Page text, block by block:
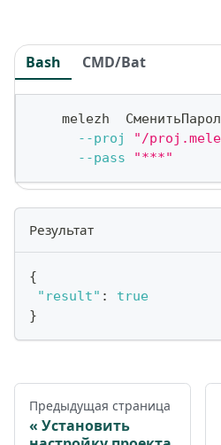
Bash CMD/Bat
melezh
--proj
"/
--pass
"***"
Результат
{
"result" :
true
}
Предыдущая страница
Установить